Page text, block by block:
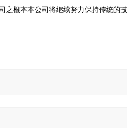
根本本公司将继续努力保持传统的